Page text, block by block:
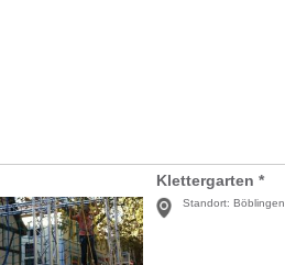
Klettergarten *
Standort: Böblingen